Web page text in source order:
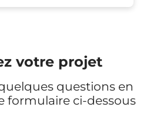
votre projet
questions en
formulaire ci-dessous